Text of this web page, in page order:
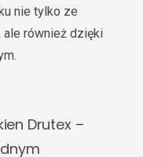
nie tylko ze
ale również dzięki
Drutex –